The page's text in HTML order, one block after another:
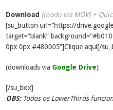
Download (modo via MOV) +
[su_button url=”https://
target=”blank”
0px 0px #480005″]Clique aqui[/
(downloads via Google Drive)
[/su_box]
OBS:Todos os LowerThirds